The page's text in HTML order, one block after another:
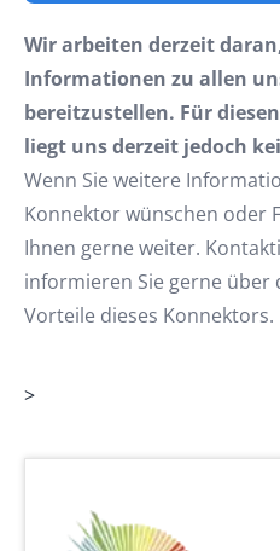
Wir arbeiten derzeit
Informationen zu allen
bereitzustellen. Für
liegt uns derzeit jedoch
Wenn Sie weitere
Konnektor wünschen oder
Ihnen gerne weiter.
informieren Sie gerne über
Vorteile dieses Konnektors.
>